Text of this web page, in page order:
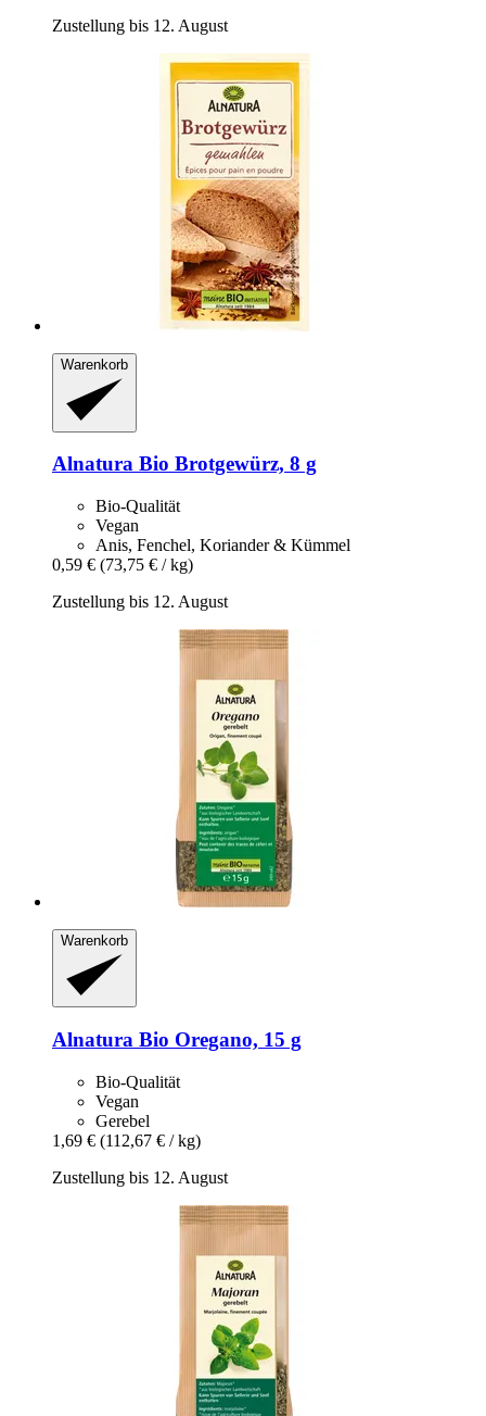
Zustellung bis 12. August
Warenkorb
Alnatura Bio Brotgewürz, 8 g
Bio-Qualität
Vegan
Anis, Fenchel, Koriander & Kümmel
0,59 € (73,75 € / kg)
Zustellung bis 12. August
Warenkorb
Alnatura Bio Oregano, 15 g
Bio-Qualität
Vegan
Gerebel
1,69 € (112,67 € / kg)
Zustellung bis 12. August